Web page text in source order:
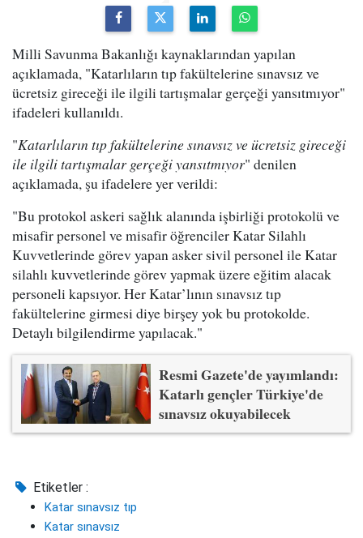
Milli Savunma Bakanlığı kaynaklarından yapılan
açıklamada, "Katarlıların tıp fakültelerine sınavsız ve
ücretsiz gireceği ile ilgili tartışmalar gerçeği yansıtmıyor"
ifadeleri kullanıldı.
"Katarlıların tıp fakültelerine sınavsız ve ücretsiz gireceği
ile ilgili tartışmalar gerçeği yansıtmıyor" denilen
açıklamada, şu ifadelere yer verildi:
"Bu protokol askeri sağlık alanında işbirliği protokolü ve
misafir personel ve misafir öğrenciler Katar Silahlı
Kuvvetlerinde görev yapan asker sivil personel ile Katar
silahlı kuvvetlerinde görev yapmak üzere eğitim alacak
personeli kapsıyor. Her Katar’lının sınavsız tıp
fakültelerine girmesi diye birşey yok bu protokolde.
Detaylı bilgilendirme yapılacak."
Resmi Gazete'de yayımlandı:
Katarlı gençler Türkiye'de
sınavsız okuyabilecek
Etiketler :
Katar sınavsız tıp
Katar sınavsız